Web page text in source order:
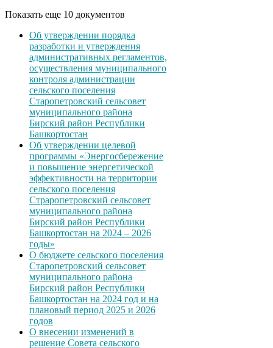
Показать еще 10 документов
Об утверждении порядка
разработки и утверждения
административных регламентов,
осуществления муниципального
контроля администрации
сельского поселения
Старопетровский сельсовет
муниципального района
Бирский район Республики
Башкортостан
Об утверждении целевой
программы «Энергосбережение
и повышение энергетической
эффективности на территории
сельского поселения
Страропетровский сельсовет
муниципального района
Бирский район Республики
Башкортостан на 2024 – 2026
годы»
О бюджете сельского поселения
Старопетровский сельсовет
муниципального района
Бирский район Республики
Башкортостан на 2024 год и на
плановый период 2025 и 2026
годов
О внесении изменений в
решение Совета сельского